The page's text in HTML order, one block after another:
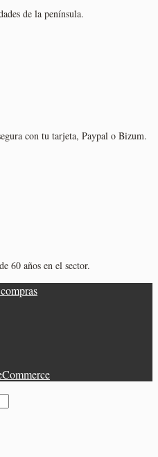
de la península.
con tu tarjeta, Paypal o Bizum.
60 años en el sector.